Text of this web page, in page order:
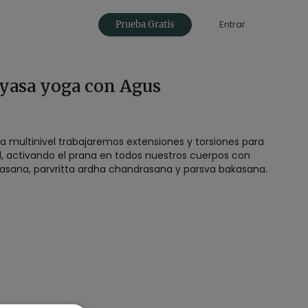
Prueba Gratis Entrar
yoga con Agus
multinivel trabajaremos extensiones y torsiones para
activando el prana en todos nuestros cuerpos con
parvritta ardha chandrasana y parsva bakasana.